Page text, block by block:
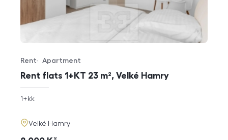
Rent flats 1+KT 23 m², Velké Hamry
Offer type
Rent
Property type
Apartment
rozměry
1+kk
adresa
Velké Hamry